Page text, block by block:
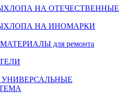
НА ОТЕЧЕСТВЕННЫЕ
НА ИНОМАРКИ
для ремонта